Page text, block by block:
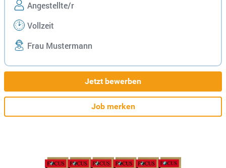
Angestellte/r
Vollzeit
Frau Mustermann
Jetzt bewerben
Job merken